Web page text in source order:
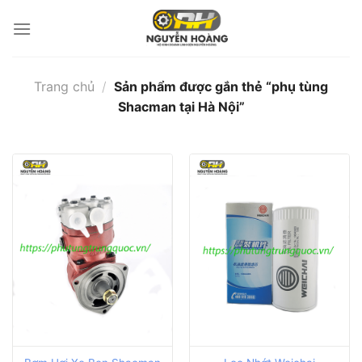
qua
Trang chủ / Sản phẩm được gắn thẻ “phụ tùng
Shacman tại Hà Nội”